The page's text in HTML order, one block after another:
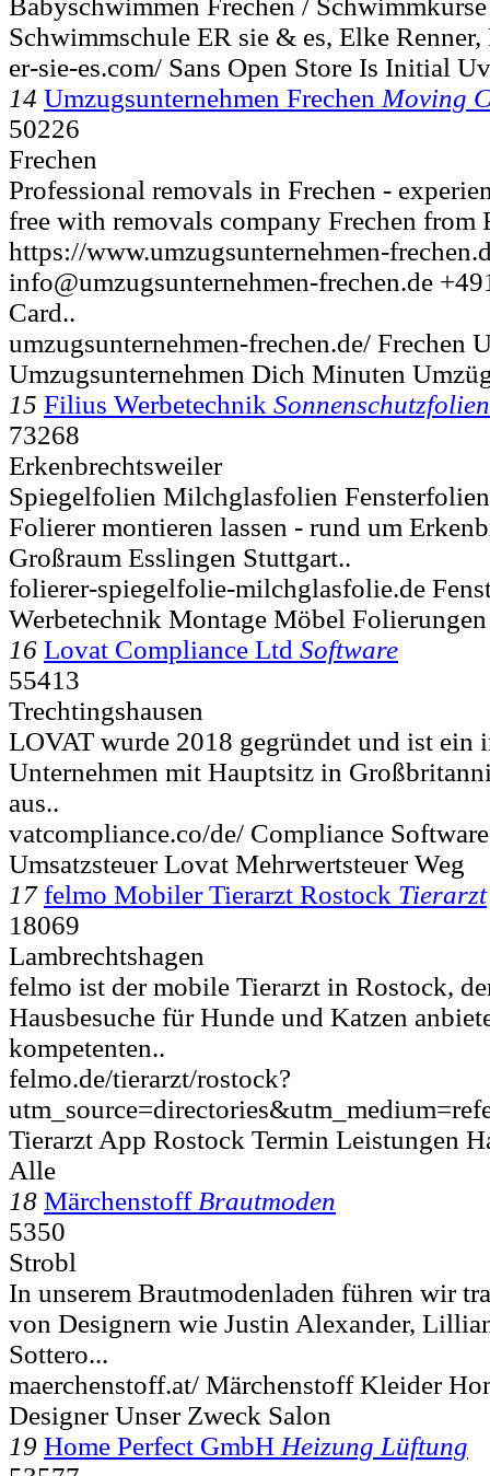
Schwimmschule ER sie & es, Elke
er-sie-es.com/ Sans Open Store Is Initial
14 Umzugsunternehmen Frechen Moving
50226
Frechen
Professional removals in Frechen -
free with removals company Frechen from
https://www.umzugsunternehmen-
info@umzugsunternehmen-frechen.de
Card..
umzugsunternehmen-frechen.de/ Frechen
Umzugsunternehmen Dich Minuten
15 Filius Werbetechnik Sonnenschutzfolien
73268
Erkenbrechtsweiler
Spiegelfolien Milchglasfolien
Folierer montieren lassen - rund um
Großraum Esslingen Stuttgart..
folierer-spiegelfolie-milchglasfolie.de
Werbetechnik Montage Möbel
16 Lovat Compliance Ltd Software
55413
Trechtingshausen
LOVAT wurde 2018 gegründet und ist ein
Unternehmen mit Hauptsitz in
aus..
vatcompliance.co/de/ Compliance
Umsatzsteuer Lovat Mehrwertsteuer Weg
17 felmo Mobiler Tierarzt Rostock Tierarzt
18069
Lambrechtshagen
felmo ist der mobile Tierarzt in Rostock,
Hausbesuche für Hunde und Katzen
kompetenten..
felmo.de/tierarzt/rostock?
Tierarzt App Rostock Termin Leistungen
Alle
18 Märchenstoff Brautmoden
5350
Strobl
In unserem Brautmodenladen führen wir
von Designern wie Justin Alexander,
Sottero...
maerchenstoff.at/ Märchenstoff Kleider
Designer Unser Zweck Salon
19 Home Perfect GmbH Heizung Lüftung